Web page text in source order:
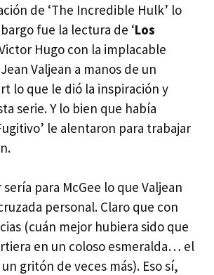
de ‘The Incredible Hulk’ lo
fue la lectura de ‘Los
Hugo con la implacable
Valjean a manos de un
lo que le dió la inspiración y
serie. Y lo bien que había
le alentaron para trabajar
para McGee lo que Valjean
personal. Claro que con
(cuán mejor hubiera sido que
en un coloso esmeralda… el
gritón de veces más). Eso sí,